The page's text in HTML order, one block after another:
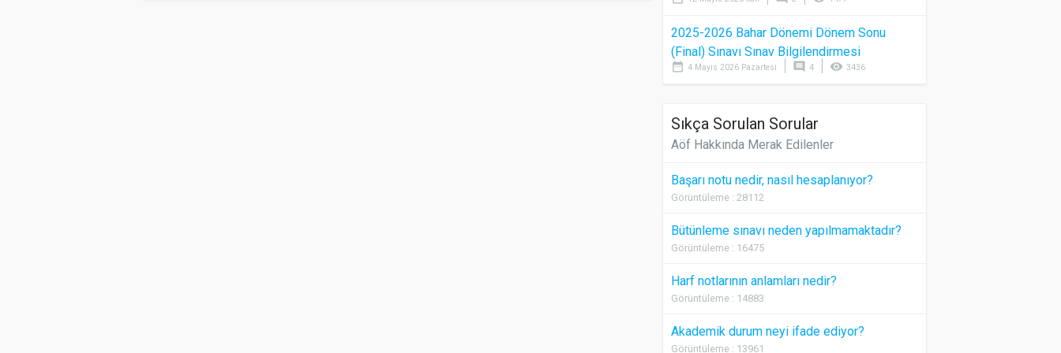
2025-2026 Bahar Dönemi Dönem Sonu
(Final) Sınavı Sınav Bilgilendirmesi
date_range 4 Mayıs 2026 Pazartesi comment 4 visibility 3436
Sıkça Sorulan Sorular
Aöf Hakkında Merak Edilenler
Başarı notu nedir, nasıl hesaplanıyor?
Görüntüleme : 28112
Bütünleme sınavı neden yapılmamaktadır?
Görüntüleme : 16475
Harf notlarının anlamları nedir?
Görüntüleme : 14883
Akademik durum neyi ifade ediyor?
Görüntüleme : 13961